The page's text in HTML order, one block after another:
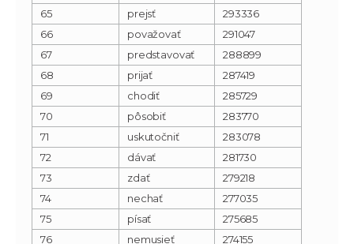
65
prejsť
293336
66
považovať
291047
67
predstavovať
288899
68
prijať
287419
69
chodiť
285729
70
pôsobiť
283770
71
uskutočniť
283078
72
dávať
281730
73
zdať
279218
74
nechať
277035
75
písať
275685
76
nemusieť
274155